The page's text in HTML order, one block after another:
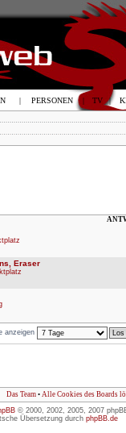
Eraser
anzeigen
Das Team • Alle Cookies des Boards
© 2000, 2002, 2005, 2007
Übersetzung durch phpBB.de
| PERSONEN | TV |